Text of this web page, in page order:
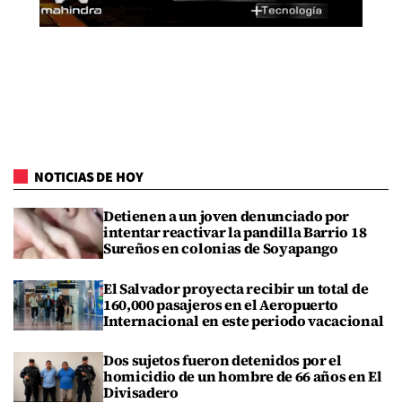
NOTICIAS DE HOY
Detienen a un joven denunciado por
intentar reactivar la pandilla Barrio 18
Sureños en colonias de Soyapango
El Salvador proyecta recibir un total de
160,000 pasajeros en el Aeropuerto
Internacional en este periodo vacacional
Dos sujetos fueron detenidos por el
homicidio de un hombre de 66 años en El
Divisadero